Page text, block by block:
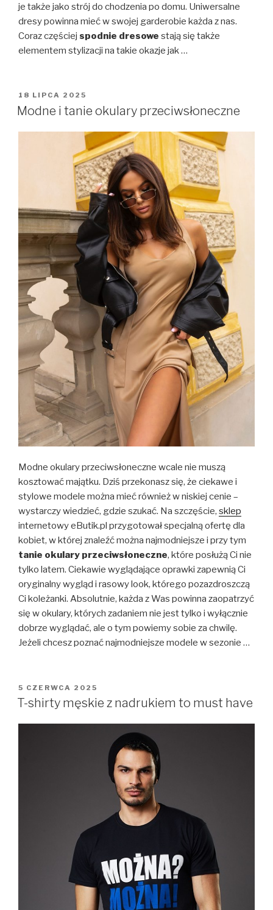
je także jako strój do chodzenia po domu. Uniwersalne
dresy powinna mieć w swojej garderobie każda z nas.
Coraz częściej spodnie dresowe stają się także
elementem stylizacji na takie okazje jak …
OPUBLIKOWANE
W
18 LIPCA 2025
Modne i tanie okulary przeciwsłoneczne
Modne okulary przeciwsłoneczne wcale nie muszą
kosztować majątku. Dziś przekonasz się, że ciekawe i
stylowe modele można mieć również w niskiej cenie –
wystarczy wiedzieć, gdzie szukać. Na szczęście, sklep
internetowy eButik.pl przygotował specjalną ofertę dla
kobiet, w której znaleźć można najmodniejsze i przy tym
tanie okulary przeciwsłoneczne, które posłużą Ci nie
tylko latem. Ciekawie wyglądające oprawki zapewnią Ci
oryginalny wygląd i rasowy look, którego pozazdroszczą
Ci koleżanki. Absolutnie, każda z Was powinna zaopatrzyć
się w okulary, których zadaniem nie jest tylko i wyłącznie
dobrze wyglądać, ale o tym powiemy sobie za chwilę.
Jeżeli chcesz poznać najmodniejsze modele w sezonie …
OPUBLIKOWANE
W
5 CZERWCA 2025
T-shirty męskie z nadrukiem to must have